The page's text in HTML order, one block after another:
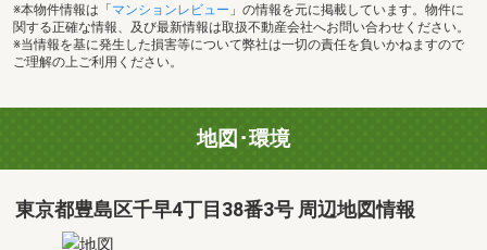
※本物件情報は「 マンションレビュー 」の情報を元に掲載しています。物件に
関する正確な情報、及び最新情報は取扱不動産会社へお問い合わせください。
※当情報を基に発生した損害等について弊社は一切の責任を負いかねますので
ご理解の上ご利用ください。
地図･環境
東京都豊島区千早4丁目38番3号 周辺地図情報